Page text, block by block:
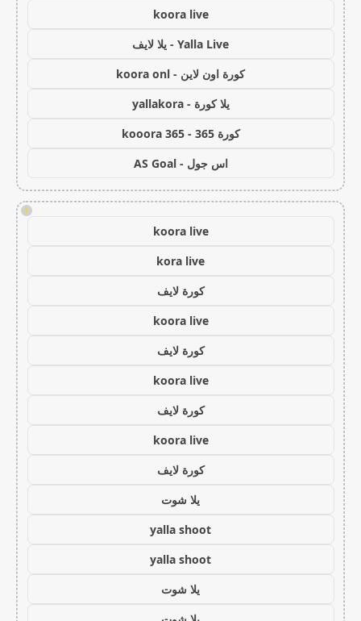
koora live
Yalla Live - يلا لايف
كورة اون لاين - koora onl
يلا كورة - yallakora
كورة 365 - kooora 365
اس جول - AS Goal
!
koora live
kora live
كورة لايف
koora live
كورة لايف
koora live
كورة لايف
koora live
كورة لايف
يلا شوت
yalla shoot
yalla shoot
يلا شوت